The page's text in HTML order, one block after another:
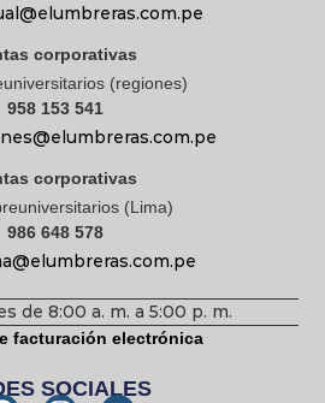
corporativas
(regiones)
958 153 541
corporativas
(Lima)
986 648 578
de 8:00 a. m. a 5:00 p. m.
facturación electrónica
SOCIALES